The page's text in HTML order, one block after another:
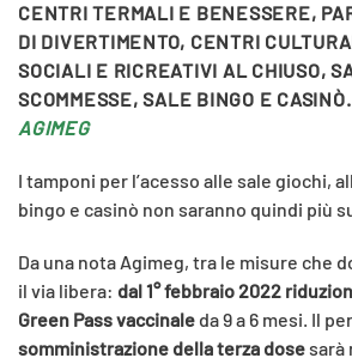
CENTRI TERMALI E BENESSERE,
DI DIVERTIMENTO, CENTRI
SOCIALI E RICREATIVI AL CHIUSO,
SCOMMESSE, SALE BINGO E CASINÒ.
AGIMEG
I tamponi per l’acesso alle sale giochi,
bingo e casinò non saranno quindi più
Da una nota Agimeg, tra le misure che
il via libera: dal 1° febbraio 2022
Green Pass vaccinale da 9 a 6 mesi. Il
somministrazione della terza dose sarà